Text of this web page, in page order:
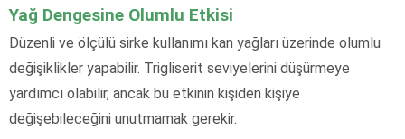
Yağ Dengesine Olumlu Etkisi
Düzenli ve ölçülü sirke kullanımı kan yağları üzerinde olumlu
değişiklikler yapabilir. Trigliserit seviyelerini düşürmeye
yardımcı olabilir, ancak bu etkinin kişiden kişiye
değişebileceğini unutmamak gerekir.